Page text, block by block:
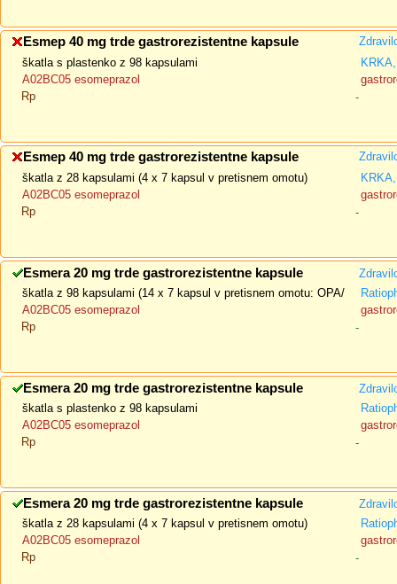
Esmep 40 mg trde gastrorezistentne kapsule
škatla s plastenko z 98 kapsulami
A02BC05 esomeprazol
Rp
-
Esmep 40 mg trde gastrorezistentne kapsule
škatla z 28 kapsulami (4 x 7 kapsul v pretisnem omotu)
A02BC05 esomeprazol
Rp
-
Esmera 20 mg trde gastrorezistentne kapsule
škatla z 98 kapsulami (14 x 7 kapsul v pretisnem omotu: OPA/
A02BC05 esomeprazol
Rp
-
Esmera 20 mg trde gastrorezistentne kapsule
škatla s plastenko z 98 kapsulami
A02BC05 esomeprazol
Rp
-
Esmera 20 mg trde gastrorezistentne kapsule
škatla z 28 kapsulami (4 x 7 kapsul v pretisnem omotu)
A02BC05 esomeprazol
Rp
-